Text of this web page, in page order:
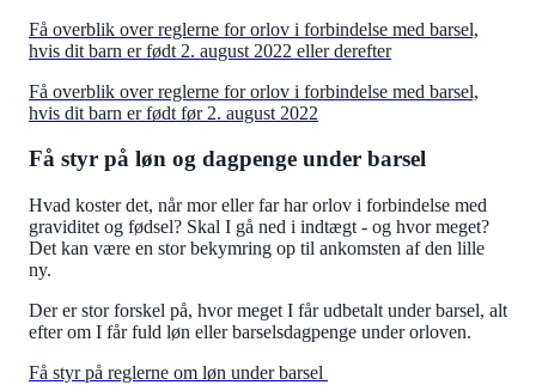
Få overblik over reglerne for orlov i forbindelse med barsel,
hvis dit barn er født 2. august 2022 eller derefter
Få overblik over reglerne for orlov i forbindelse med barsel,
hvis dit barn er født før 2. august 2022
Få styr på løn og dagpenge under barsel
Hvad koster det, når mor eller far har orlov i forbindelse med
graviditet og fødsel? Skal I gå ned i indtægt - og hvor meget?
Det kan være en stor bekymring op til ankomsten af den lille
ny.
Der er stor forskel på, hvor meget I får udbetalt under barsel, alt
efter om I får fuld løn eller barselsdagpenge under orloven.
Få styr på reglerne om løn under barsel